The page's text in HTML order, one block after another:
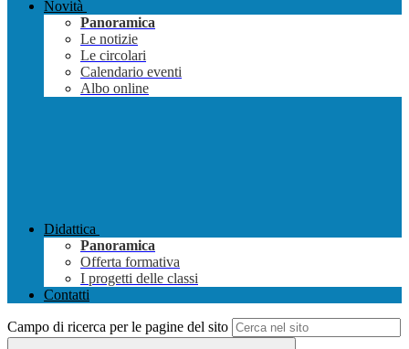
Novità
Panoramica
Le notizie
Le circolari
Calendario eventi
Albo online
Didattica
Panoramica
Offerta formativa
I progetti delle classi
Contatti
Campo di ricerca per le pagine del sito